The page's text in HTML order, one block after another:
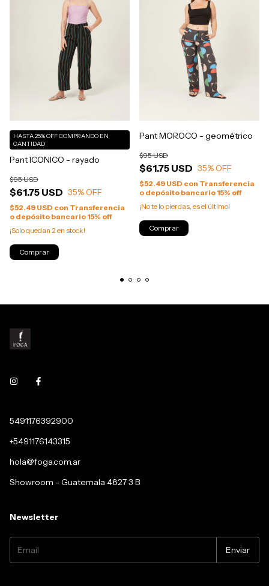
Pant ICONICO - rayado
$61.75 USD
$95 USD
35% OFF
HASTA 25% OFFCOMPRANDO EN
CANTIDAD
$52.49 USD con Transferencia
o depósito bancario 15% off
¡Solo quedan 2 en stock!
Comprar
Pant MOROCO - geométrico
$61.75 USD
$95 USD
35% OFF
$52.49 USD con Transferencia
o depósito bancario 15% off
¡No te lo pierdas, es el último!
Comprar
5491176392900
+5491176143315
hola@foga.com.ar
Showroom - Guatemala 4827 3 B
Newsletter